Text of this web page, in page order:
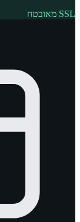
SSL מאובטח